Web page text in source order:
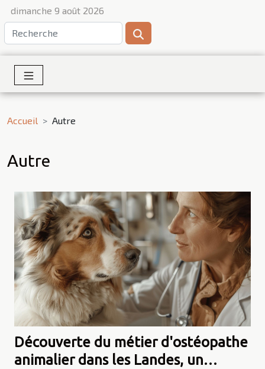
dimanche 9 août 2026
Accueil Autre
Autre
Découverte du métier d'ostéopathe
animalier dans les Landes, un